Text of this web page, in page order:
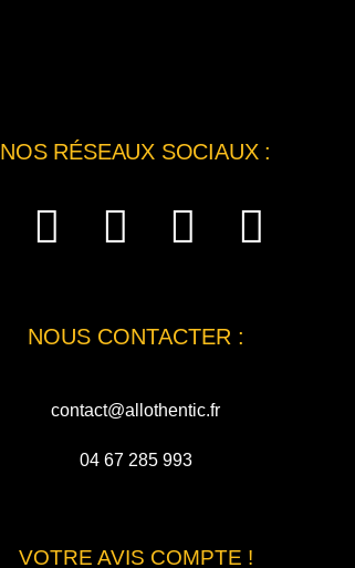
NOS RÉSEAUX SOCIAUX :
NOUS CONTACTER :
contact@allothentic.fr
04 67 285 993
VOTRE AVIS COMPTE !